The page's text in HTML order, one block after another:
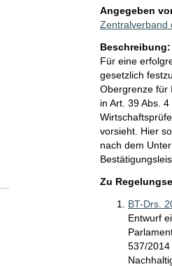
Angegeben
Zentralverband
Beschreibung:
Für eine
gesetzlich
Obergrenze für
in Art. 39 Abs.
vorsieht. Hier
nach dem
Zu
BT-Drs.
Entwurf
537/